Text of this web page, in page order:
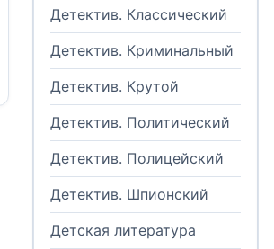
Детектив. Классический
Детектив. Криминальный
Детектив. Крутой
Детектив. Политический
Детектив. Полицейский
Детектив. Шпионский
Детская литература